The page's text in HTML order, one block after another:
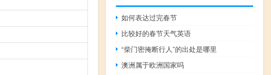
如何表达过完春节
比较好的春节天气英语
“柴门密掩断行人”的出处是哪里
澳洲属于欧洲国家吗